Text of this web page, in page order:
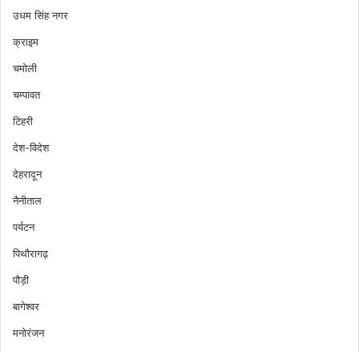
उधम सिंह नगर
क्राइम
चमोली
चम्पावत
टिहरी
देश-विदेश
देहरादून
नैनीताल
पर्यटन
पिथौरागढ़
पौड़ी
बागेश्वर
मनोरंजन